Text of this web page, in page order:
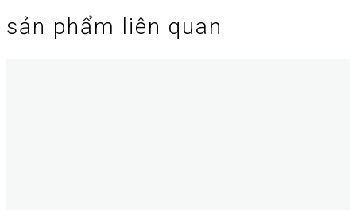
sản phẩm liên quan